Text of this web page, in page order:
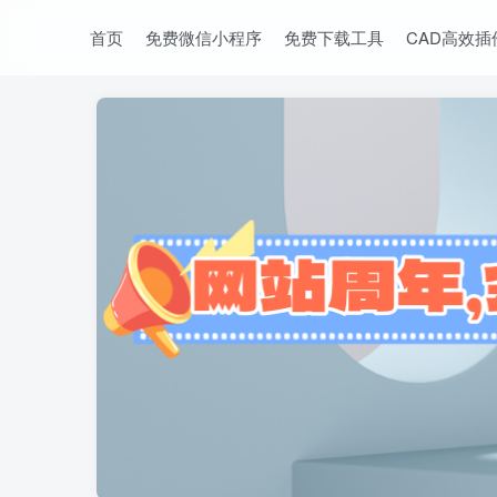
首页 免费微信小程序 免费下载工具 CAD高效插